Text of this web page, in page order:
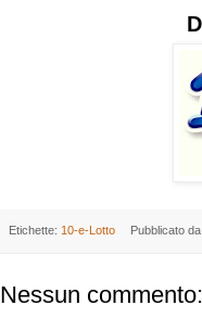
Etichette: 10-e-Lotto Pubblicato da
Nessun commento: